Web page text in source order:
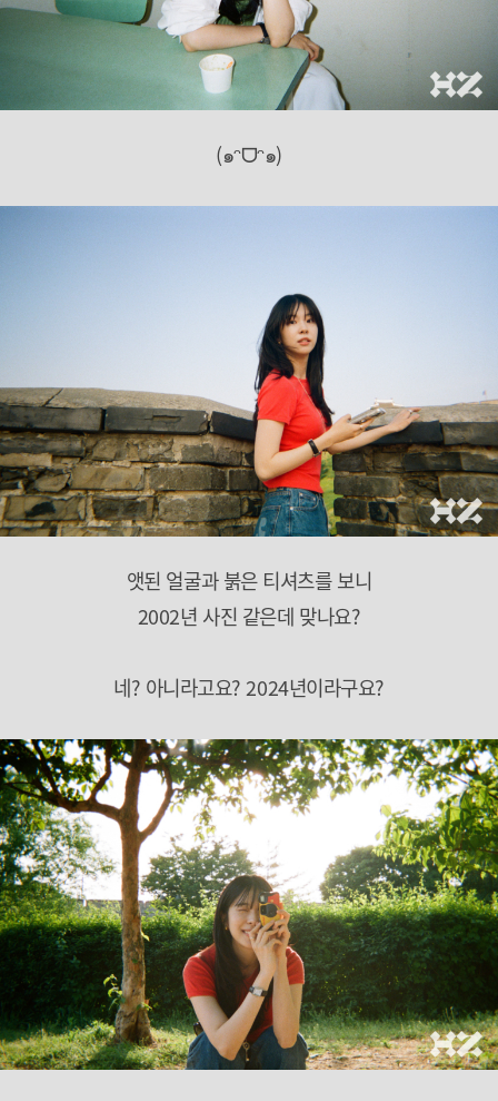
(๑ᵔᗜᵔ๑)
앳된 얼굴과 붉은 티셔츠를 보니
2002년 사진 같은데 맞나요?
네? 아니라고요? 2024년이라구요?